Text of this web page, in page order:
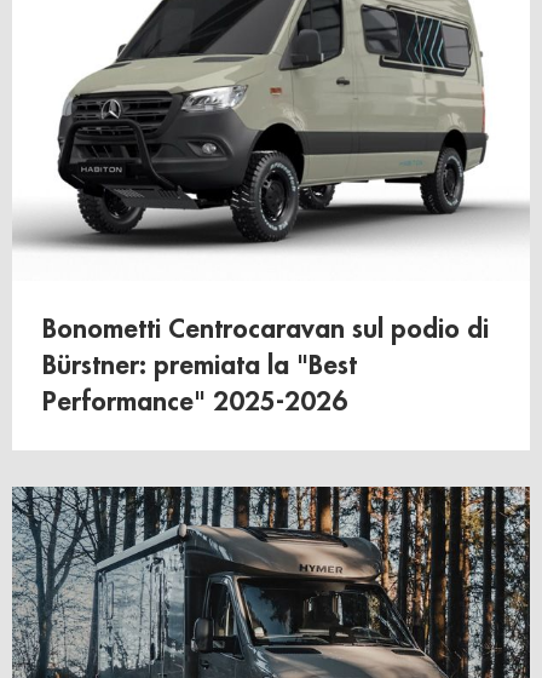
Bonometti Centrocaravan sul podio di
Bürstner: premiata la "Best
Performance" 2025-2026